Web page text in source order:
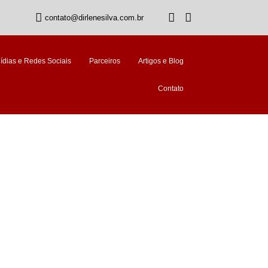
contato@dirlenesilva.com.br
e Redes Sociais Parceiros Artigos e Blog
Contato